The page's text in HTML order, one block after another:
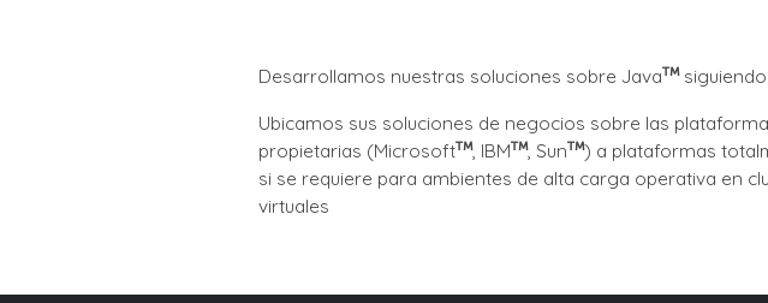
Desarrollamos nuestras soluciones sobre Java siguiendo
Ubicamos sus soluciones de negocios sobre las
propietarias (Microsoft
, IBM , Sun ) a plataformas
si se requiere para ambientes de alta carga operativa en
virtuales